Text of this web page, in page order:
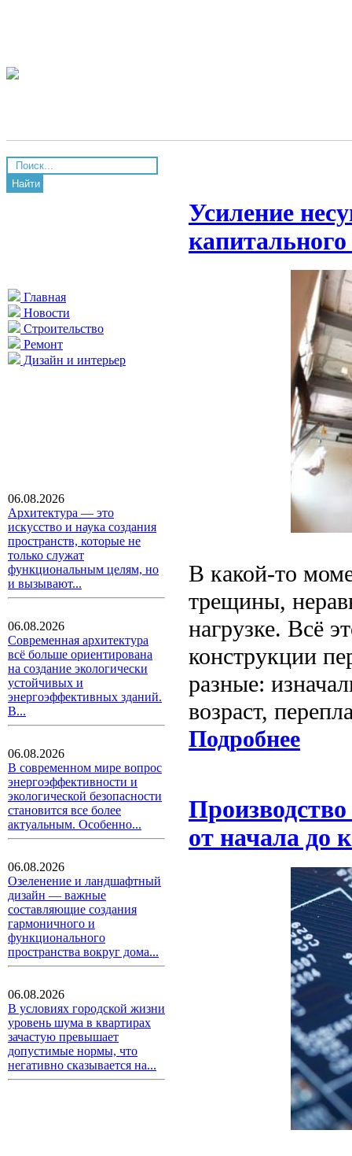
Найти
Главная
Новости
Строительство
Ремонт
Дизайн и интерьер
06.08.2026
Архитектура — это
искусство и наука создания
пространств, которые не
только служат
функциональным целям, но
и вызывают...
06.08.2026
Современная архитектура
всё больше ориентирована
на создание экологически
устойчивых и
энергоэффективных зданий.
В...
06.08.2026
В современном мире вопрос
энергоэффективности и
экологической безопасности
становится все более
актуальным. Особенно...
06.08.2026
Озеленение и ландшафтный
дизайн — важные
составляющие создания
гармоничного и
функционального
пространства вокруг дома...
06.08.2026
В условиях городской жизни
уровень шума в квартирах
зачастую превышает
допустимые нормы, что
негативно сказывается на...
Усиление
В какой-то
трещины,
нагрузке. Всё
конструкции
разные:
возраст,
Подробнее
от начала до